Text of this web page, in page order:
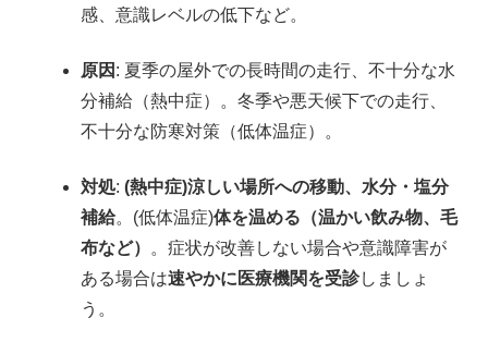
感、意識レベルの低下など。
原因 : 夏季の屋外での長時間の走行、不十分な水
分補給（熱中症）。冬季や悪天候下での走行、
不十分な防寒対策（低体温症）。
対処:(熱中症)涼しい場所への移動、水分・塩分
補給。(低体温症)体を温める（温かい飲み物、毛
布など） 。症状が改善しない場合や意識障害が
ある場合は速やかに医療機関を受診しましょ
う。